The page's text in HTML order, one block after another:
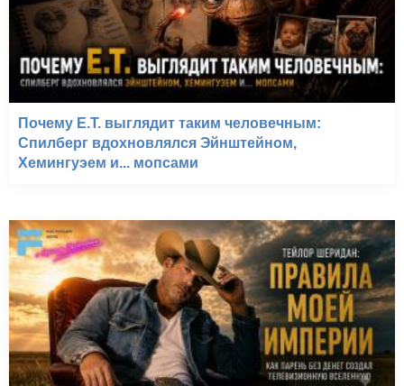
Почему E.T. выглядит таким человечным:
Спилберг вдохновлялся Эйнштейном,
Хемингуэем и... мопсами